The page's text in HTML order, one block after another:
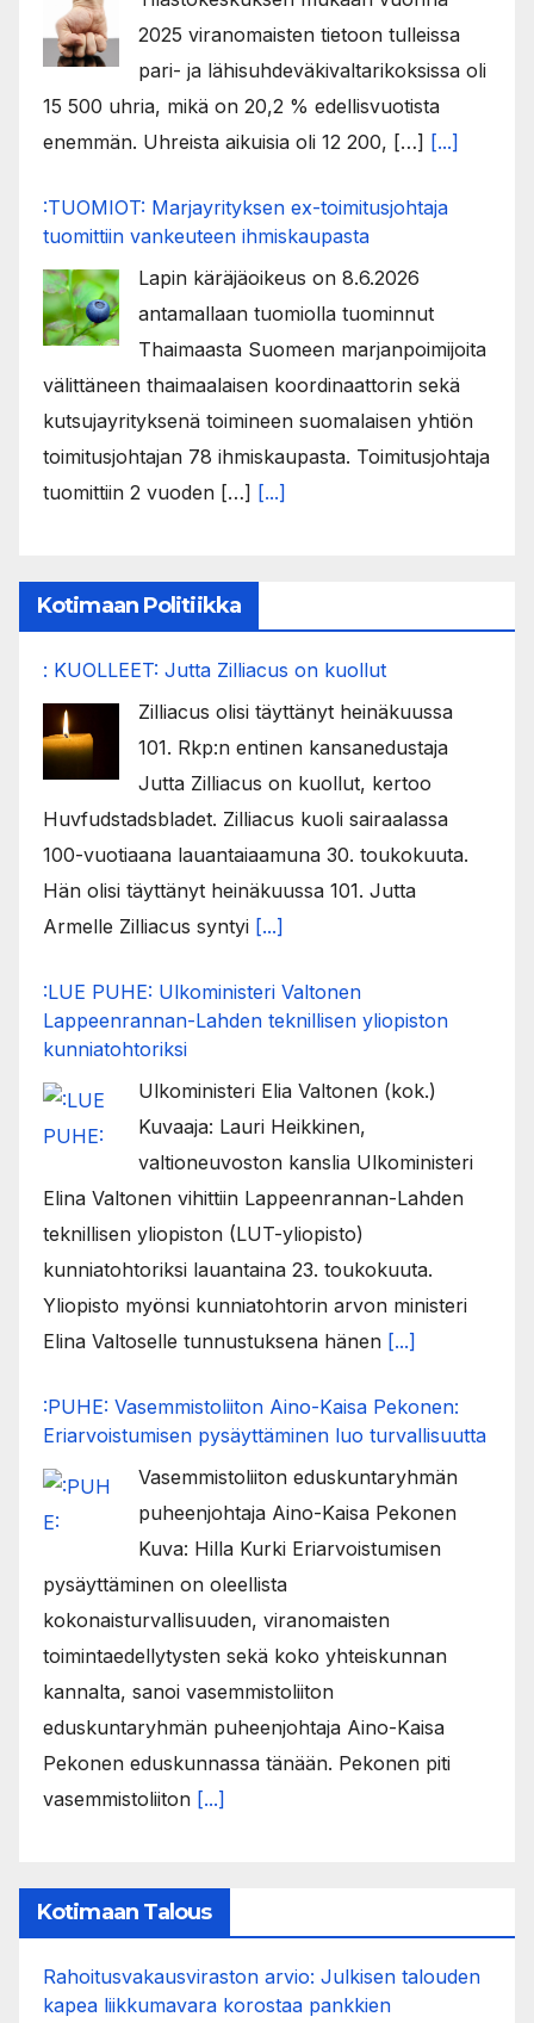
2025 viranomaisten tietoon tulleissa
pari- ja lähisuhdeväkivaltarikoksissa oli
15 500 uhria, mikä on 20,2 % edellisvuotista
enemmän. Uhreista aikuisia oli 12 200, […] [...]
:TUOMIOT: Marjayrityksen ex-toimitusjohtaja
tuomittiin vankeuteen ihmiskaupasta
Lapin käräjäoikeus on 8.6.2026
antamallaan tuomiolla tuominnut
Thaimaasta Suomeen marjanpoimijoita
välittäneen thaimaalaisen koordinaattorin sekä
kutsujayrityksenä toimineen suomalaisen yhtiön
toimitusjohtajan 78 ihmiskaupasta. Toimitusjohtaja
tuomittiin 2 vuoden […] [...]
Kotimaan Politiikka
: KUOLLEET: Jutta Zilliacus on kuollut
Zilliacus olisi täyttänyt heinäkuussa
101. Rkp:n entinen kansanedustaja
Jutta Zilliacus on kuollut, kertoo
Huvfudstadsbladet. Zilliacus kuoli sairaalassa
100-vuotiaana lauantaiaamuna 30. toukokuuta.
Hän olisi täyttänyt heinäkuussa 101. Jutta
Armelle Zilliacus syntyi [...]
:LUE PUHE: Ulkoministeri Valtonen
Lappeenrannan-Lahden teknillisen yliopiston
kunniatohtoriksi
Ulkoministeri Elia Valtonen (kok.)
Kuvaaja: Lauri Heikkinen,
valtioneuvoston kanslia Ulkoministeri
Elina Valtonen vihittiin Lappeenrannan-Lahden
teknillisen yliopiston (LUT-yliopisto)
kunniatohtoriksi lauantaina 23. toukokuuta.
Yliopisto myönsi kunniatohtorin arvon ministeri
Elina Valtoselle tunnustuksena hänen [...]
:PUHE: Vasemmistoliiton Aino-Kaisa Pekonen:
Eriarvoistumisen pysäyttäminen luo turvallisuutta
Vasemmistoliiton eduskuntaryhmän
puheenjohtaja Aino-Kaisa Pekonen
Kuva: Hilla Kurki Eriarvoistumisen
pysäyttäminen on oleellista
kokonaisturvallisuuden, viranomaisten
toimintaedellytysten sekä koko yhteiskunnan
kannalta, sanoi vasemmistoliiton
eduskuntaryhmän puheenjohtaja Aino-Kaisa
Pekonen eduskunnassa tänään. Pekonen piti
vasemmistoliiton [...]
Kotimaan Talous
Rahoitusvakausviraston arvio: Julkisen talouden
kapea liikkumavara korostaa pankkien